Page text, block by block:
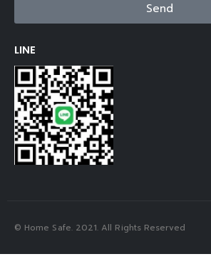
Send
LINE
© Home Safe. 2021. All Rights Reserved